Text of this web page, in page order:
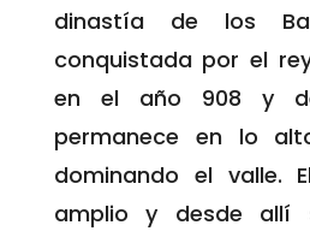
dinastía de los
conquistada por el
en el año 908 y
permanece en lo
dominando el valle.
amplio y desde allí